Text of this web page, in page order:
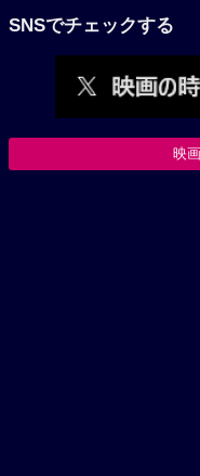
SNSでチェックする
映